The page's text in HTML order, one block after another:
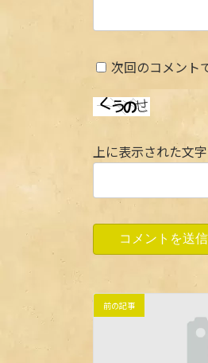
次回のコメント
上に表示された文
前の記事